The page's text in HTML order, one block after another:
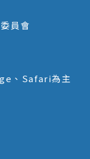
員會
、Safari為主